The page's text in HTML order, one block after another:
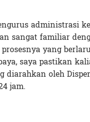
administrasi
sangat familiar
yang
saya pastikan
diarahkan oleh
jam.